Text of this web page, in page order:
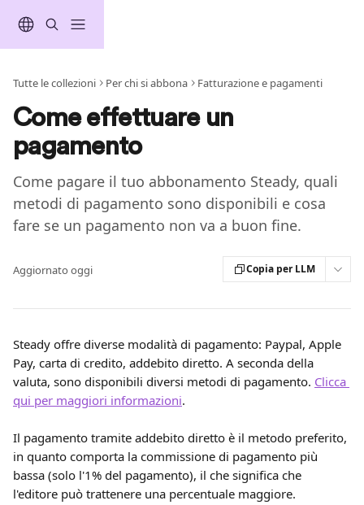
Tutte le collezioni Per chi si abbona Fatturazione e pagamenti
Come effettuare un
pagamento
Come pagare il tuo abbonamento Steady, quali
metodi di pagamento sono disponibili e cosa
fare se un pagamento non va a buon fine.
Aggiornato oggi Copia per LLM
Steady offre diverse modalità di pagamento: Paypal, Apple
Pay, carta di credito, addebito diretto. A seconda della
valuta, sono disponibili diversi metodi di pagamento. Clicca
qui per maggiori informazioni.
Il pagamento tramite addebito diretto è il metodo preferito,
in quanto comporta la commissione di pagamento più
bassa (solo l'1% del pagamento), il che significa che
l'editore può trattenere una percentuale maggiore.